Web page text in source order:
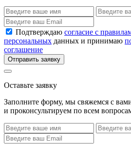
Подтверждаю согласие с
персональных данных и принимаю
соглашение
Отправить заявку
Оставьте заявку
Заполните форму, мы свяжемся с
и проконсультируем по всем